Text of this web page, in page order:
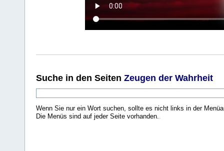
Suche in den Seiten Zeugen der Wahrheit
Wenn Sie nur ein Wort suchen, sollte es nicht links in der
Die Menüs sind auf jeder Seite vorhanden.